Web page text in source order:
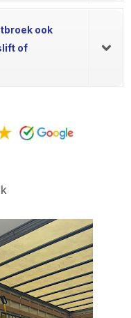
ook
of